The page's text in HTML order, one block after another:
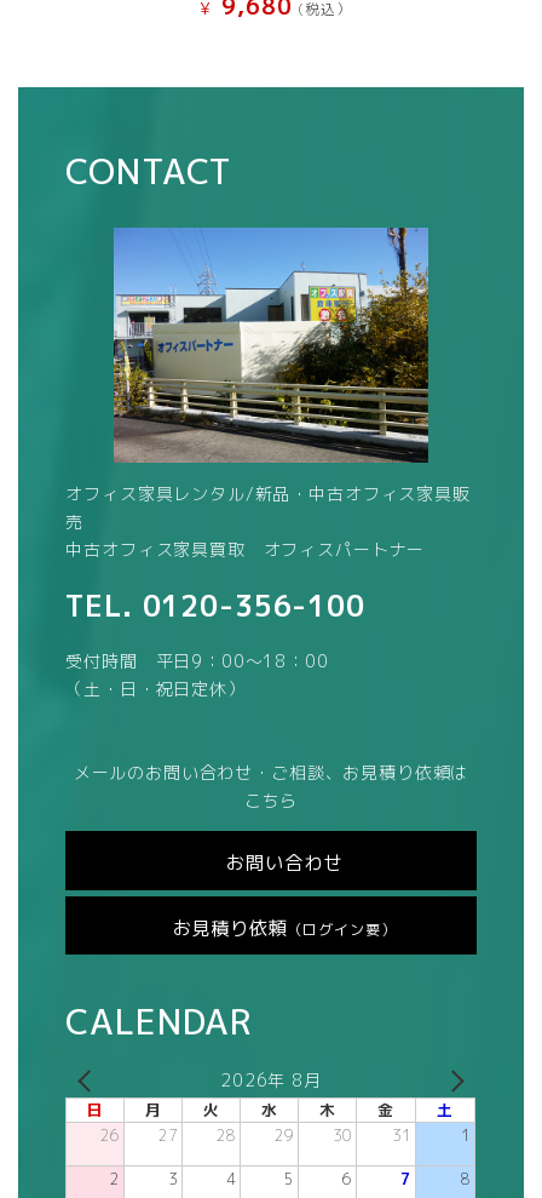
¥ 9,680 (税込）
CONTACT
オフィス家具レンタル/新品・中古オフィス家具販
売
中古オフィス家具買取 オフィスパートナー
TEL. 0120-356-100
受付時間 平日9：00～18：00
（土・日・祝日定休）
メールのお問い合わせ・ご相談、お見積り依頼は
こちら
お問い合わせ
お見積り依頼 （ログイン要）
CALENDAR
2026年 8月
日 月 火 水 木 金 土
26 27 28 29 30 31 1
2 3 4 5 6 7 8